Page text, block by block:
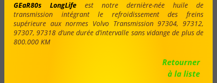
GEaR80s LongLifeest notre dernière-née huile de
transmission intégrant le refroidissement des freins
supérieure aux normes Volvo Transmission 97304, 97312,
97307, 97318 d’une durée d’intervalle sans vidange de plus de
800.000 KM
Retourner
à la liste